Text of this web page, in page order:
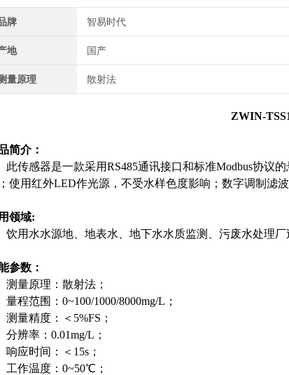
牌 智易时代
地 国产
量原理 散射法
ZWIN-
简介：
此传感器是一款采用RS485通讯接口和标准Modbus协议
使用红外LED作光源，不受水样色度影响；数字调制滤
领域:
饮用水水源地、地表水、地下水水质监测、污废水处理厂
参数：
测量原理： 散射法 ；
量程范围： 0~100/1000/8000mg/L；
测量精度 ：
＜5%FS；
分辨率： 0.01mg/L ；
响应时间：＜15s；
工作温度：0~50℃；